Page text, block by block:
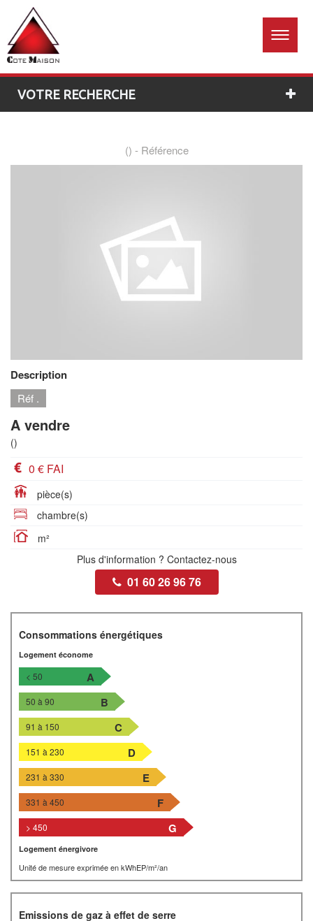
01 60
26 96
76
Accueil
Estimation
gratuite
VOTRE RECHERCHE
() - Référence
Description
Réf .
A vendre
()
0 € FAI
pièce(s)
chambre(s)
m²
Plus d'information ? Contactez-nous
01 60 26 96 76
Consommations énergétiques
Logement économe
< 50 A
50 à 90 B
91 à 150 C
151 à 230 D
231 à 330 E
331 à 450 F
> 450 G
Logement énergivore
Unité de mesure exprimée en kWhEP/m²/an
Emissions de gaz à effet de serre